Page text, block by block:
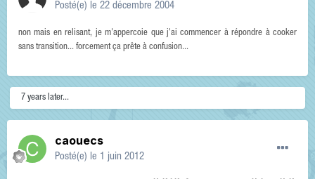
Posté(e) le 22 décembre 2004
non mais en relisant, je m'appercoie que j'ai commencer à répondre à cooker
sans transition... forcement ça prête à confusion...
7 years later...
caouecs
Posté(e) le 1 juin 2012